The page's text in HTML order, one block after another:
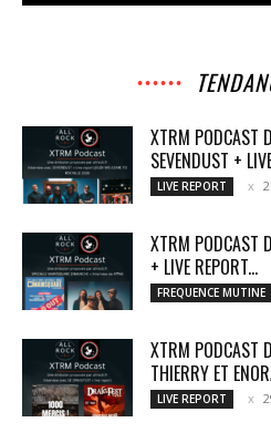
XTRM PODCAST
SEVENDUST +
LIVE REPORT
XTRM PODCAST
+ LIVE REPORT...
FREQUENCE MUTINE
XTRM PODCAST
THIERRY ET
LIVE REPORT